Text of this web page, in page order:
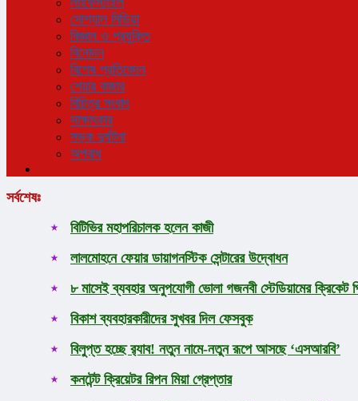
সোশ্যাল মিডিয়া
বিজ্ঞান ও প্রযুক্তি
বিনোদন
বিশেষ প্রতিবেদন
শেয়ার বাজার
বিচিত্র সংবাদ
সাক্ষাৎকার
সড়ক দুর্ঘটনা
অপরাধ
সর্বশেষঃ
বিটিভির মহাপরিচালক হলেন কাজী
লালমোহনে ফেয়ার ডায়াগনস্টিক সেন্টারের উদ্বোধন
৮ মাসেই ব্যবহার অনুপযোগী ভোলা গজনবী স্টেডিয়ামের ক্রিকেট
বিকাশ ব্যবহারকারীদের সুখবর দিল ফেসবুক
বিলুপ্ত হচ্ছে র‍্যাব! নতুন নামে-নতুন রূপে আসছে ‘এসআরবি’
কনটেন্ট ক্রিয়েটর রিপন মিয়া গ্রেপ্তার